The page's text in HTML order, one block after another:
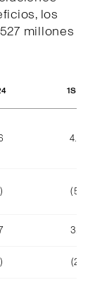
los
millones
4.002
(585)
3.416
(245)